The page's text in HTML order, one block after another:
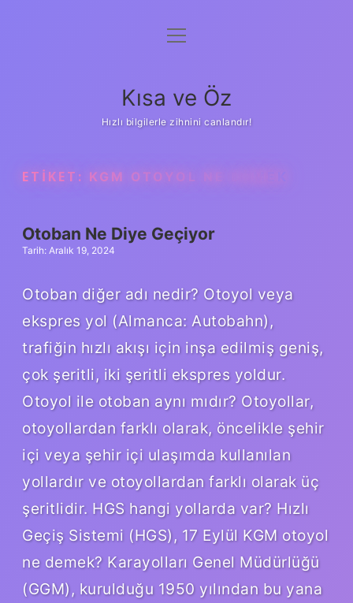
Anasayfa
Yasal Uyarı
menüyü
Kısa ve Öz
Hızlı bilgilerle zihnini canlandır!
ETIKET: KGM OTOYOL NE DEMEK
Otoban Ne Diye Geçiyor
Tarih: Aralık 19, 2024
Otoban diğer adı nedir? Otoyol veya
ekspres yol (Almanca: Autobahn),
trafiğin hızlı akışı için inşa edilmiş geniş,
çok şeritli, iki şeritli ekspres yoldur.
Otoyol ile otoban aynı mıdır? Otoyollar,
otoyollardan farklı olarak, öncelikle şehir
içi veya şehir içi ulaşımda kullanılan
yollardır ve otoyollardan farklı olarak üç
şeritlidir. HGS hangi yollarda var? Hızlı
Geçiş Sistemi (HGS), 17 Eylül KGM otoyol
ne demek? Karayolları Genel Müdürlüğü
(GGM), kurulduğu 1950 yılından bu yana